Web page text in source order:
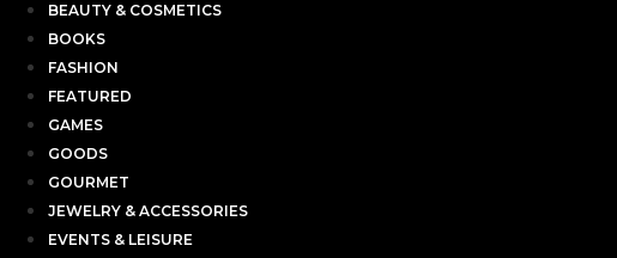
BEAUTY & COSMETICS
BOOKS
FASHION
FEATURED
GAMES
GOODS
GOURMET
JEWELRY & ACCESSORIES
EVENTS & LEISURE